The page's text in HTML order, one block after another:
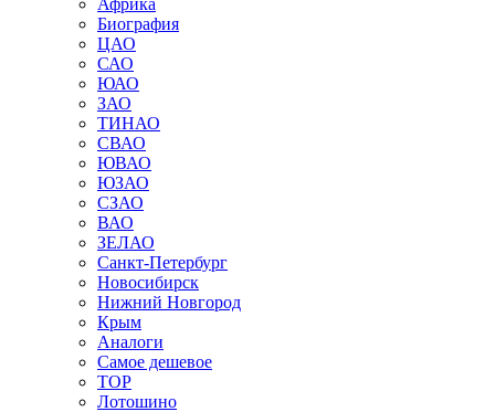
Африка
Биография
ЦАО
САО
ЮАО
ЗАО
ТИНАО
СВАО
ЮВАО
ЮЗАО
СЗАО
ВАО
ЗЕЛАО
Санкт-Петербург
Новосибирск
Нижний Новгород
Крым
Аналоги
Самое дешевое
TOP
Лотошино